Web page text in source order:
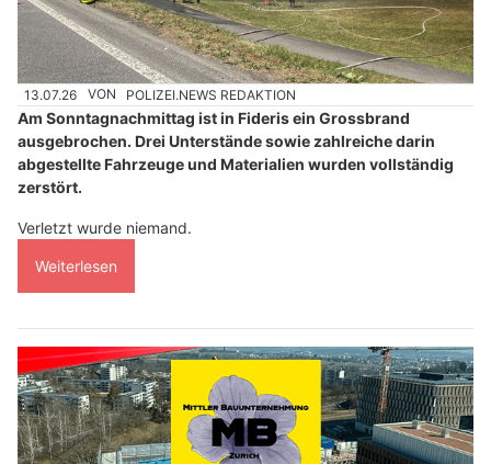
13.07.26 VON POLIZEI.NEWS REDAKTION
Am Sonntagnachmittag ist in Fideris ein Grossbrand
ausgebrochen. Drei Unterstände sowie zahlreiche darin
abgestellte Fahrzeuge und Materialien wurden vollständig
zerstört.
Verletzt wurde niemand.
Weiterlesen